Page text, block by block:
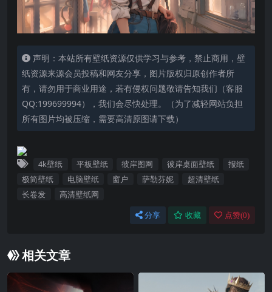
声明：本站所有壁纸资源仅供学习与参考，禁止商用，壁
纸资源来源会员投稿和网友分享，图片版权归原创作者所
有，请勿用于商业用途，若有侵权问题敬请告知我们（客服
QQ:199699994），我们会尽快处理。（为了减轻网站负担
所有图片均被压缩，需要高清原图请下载）
4k壁纸 平板壁纸 彼岸图网 彼岸桌面壁纸
报纸
极简壁纸
电脑壁纸 窗户 萨勒芬妮
超清壁纸
长卷发
高清壁纸网
分享 收藏 点赞(0)
相关文章